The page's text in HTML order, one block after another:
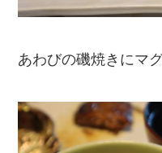
あわびの磯焼きにマ